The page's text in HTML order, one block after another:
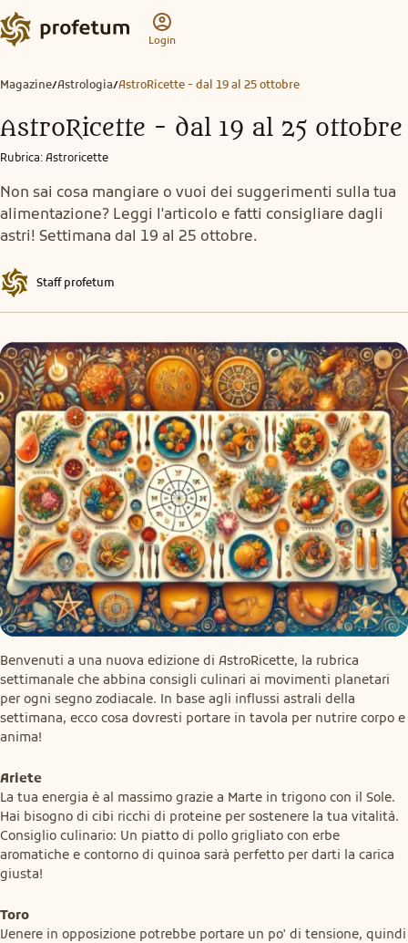
Login
Magazine/Astrologia/AstroRicette - dal 19 al 25 ottobre
AstroRicette - dal 19 al 25 ottobre
Rubrica: Astroricette
Non sai cosa mangiare o vuoi dei suggerimenti sulla tua
alimentazione? Leggi l'articolo e fatti consigliare dagli
astri! Settimana dal 19 al 25 ottobre.
Staff profetum
Benvenuti a una nuova edizione di AstroRicette, la rubrica
settimanale che abbina consigli culinari ai movimenti planetari
per ogni segno zodiacale. In base agli influssi astrali della
settimana, ecco cosa dovresti portare in tavola per nutrire corpo e
anima!
Ariete
La tua energia è al massimo grazie a Marte in trigono con il Sole.
Hai bisogno di cibi ricchi di proteine per sostenere la tua vitalità.
Consiglio culinario: Un piatto di pollo grigliato con erbe
aromatiche e contorno di quinoa sarà perfetto per darti la carica
giusta!
Toro
Venere in opposizione potrebbe portare un po' di tensione, quindi